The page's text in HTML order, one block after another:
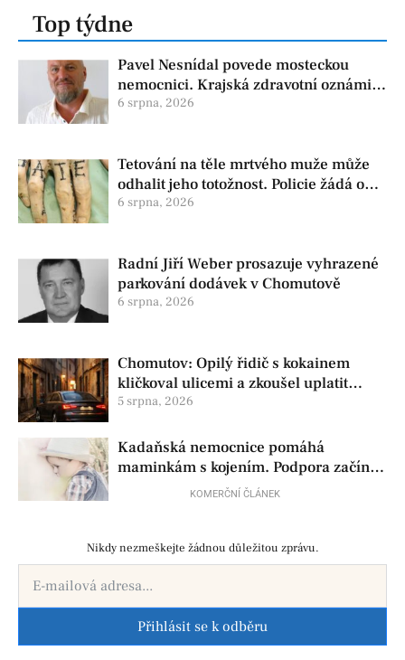
Top týdne
Pavel Nesnídal povede mosteckou
nemocnici. Krajská zdravotní oznámila
změnu ve vedení
6 srpna, 2026
Tetování na těle mrtvého muže může
odhalit jeho totožnost. Policie žádá o
pomoc
6 srpna, 2026
Radní Jiří Weber prosazuje vyhrazené
parkování dodávek v Chomutově
6 srpna, 2026
Chomutov: Opilý řidič s kokainem
kličkoval ulicemi a zkoušel uplatit
policisty
5 srpna, 2026
Kadaňská nemocnice pomáhá
maminkám s kojením. Podpora začíná
už před porodemKOMERČNÍ ČLÁNEK
Nikdy nezmeškejte žádnou důležitou zprávu.
Přihlásit se k odběru